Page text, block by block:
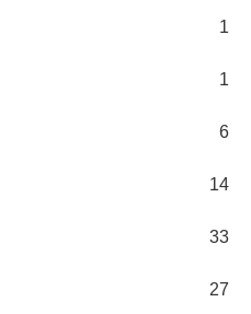
1
1
6
14
33
27